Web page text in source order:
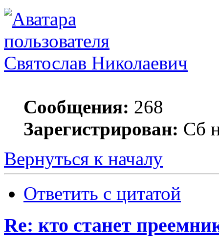
Святослав Николаевич
Сообщения: 268
Зарегистрирован: Сб
Вернуться к началу
Ответить с цитатой
Re: кто станет